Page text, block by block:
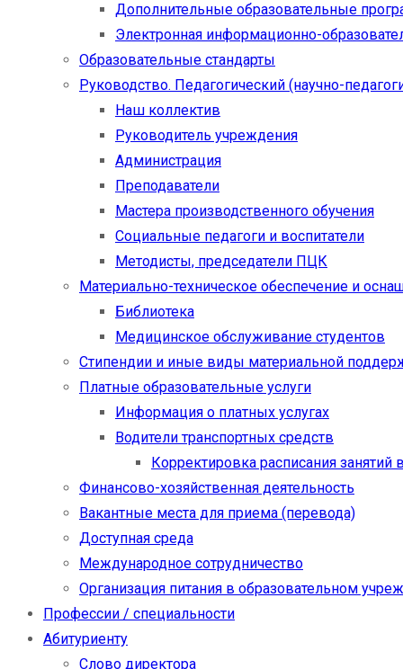
Дополнительные образовательные
Электронная информационно-
Образовательные стандарты
Руководство. Педагогический (научно-
Наш коллектив
Руководитель учреждения
Администрация
Преподаватели
Мастера производственного обучения
Социальные педагоги и воспитатели​
Методисты, председатели ПЦК
Материально-техническое обеспечение и
Библиотека
Медицинское обслуживание студентов
Стипендии и иные виды материальной
Платные образовательные услуги
Информация о платных услугах
Водители транспортных средств
Корректировка расписания занятий
Финансово-хозяйственная деятельность
Вакантные места для приема (перевода)
Доступная среда
Международное сотрудничество
Организация питания в образовательном
Профессии / специальности
Абитуриенту
Слово директора